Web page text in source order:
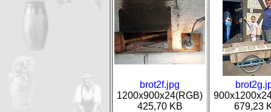
brot2f.jpg
1200x900x24(RGB)
425,70 KB
679,23